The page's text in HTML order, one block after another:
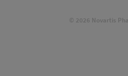
© 2026 Novartis